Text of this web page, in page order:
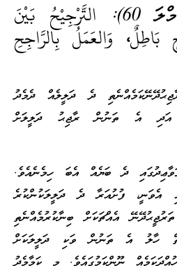
التَّرْجِيْحُ بَيْنَ
بَاطِلٌ، وَالعَمَلُ بِالرَّاجِحِ
ދެ ދަލީލެއް ދެމެދު
އަދި އެ ތަނުން ރާޖިޙު ދަލީލަށް
ދެ ބަޔެއް އެބަ ހިމެނެއެވެ.
އެވަނީ، ފުށުއަރާ ދެ ދަލީލަކުންކުރެ
އެއްޗަކަށް ބިނާކުރުމެއްނެތި
ހާލު އެ ތަނުން ވަކި ދަލީލަކަށް